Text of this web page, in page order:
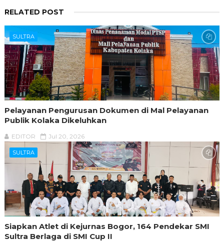
RELATED POST
SULTRA
Pelayanan Pengurusan Dokumen di Mal Pelayanan
Publik Kolaka Dikeluhkan
EDITOR Jul 20, 2026
SULTRA
Siapkan Atlet di Kejurnas Bogor, 164 Pendekar SMI
Sultra Berlaga di SMI Cup II